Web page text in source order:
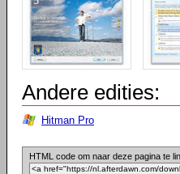
Andere edities:
Hitman Pro
HTML code om naar deze pagina te